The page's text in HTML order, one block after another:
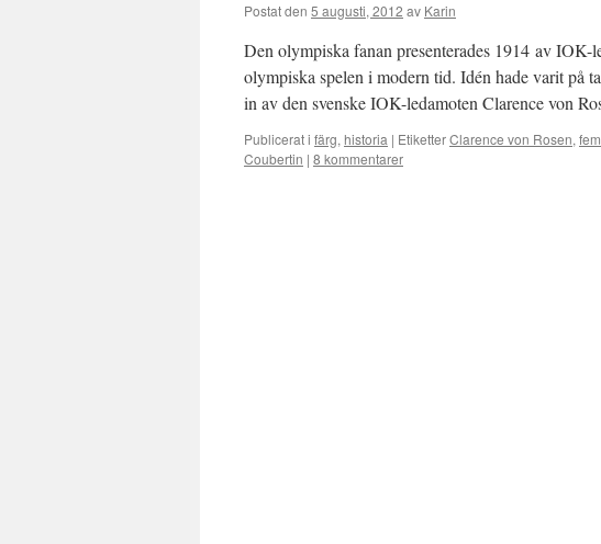
Postat den 5 augusti, 2012 av Karin
Den olympiska fanan presenterades 1914 av
olympiska spelen i modern tid. Idén hade varit på
in av den svenske IOK-ledamoten Clarence von
Publicerat i färg, historia | EtiketterClarence von Rosen,
Coubertin | 8 kommentarer